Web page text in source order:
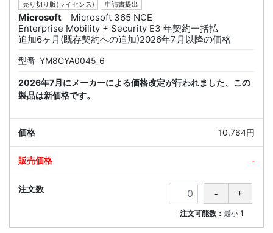
売り切り版(ライセンス) 申請書提出
Microsoft
Microsoft 365 NCE
Enterprise Mobility + Security E3 年契約一括払
追加6ヶ月(既存契約への追加)2026年7月以降の価格
型番 YM8CYA0045_6
2026年7月にメーカーによる価格改定が行われました、この
製品は新価格です。
10,764円
-
注文可能数：最小 1